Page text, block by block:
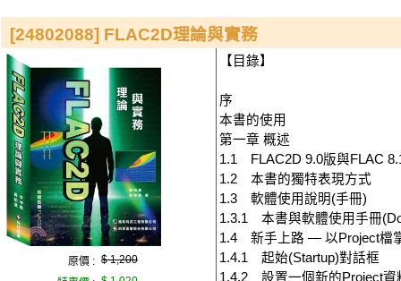
[24802088] FLAC2D理論與實務
原價 : $ 1,200
【目錄】
序
本書的使用
第一章 概述
1.1 FLAC2D 9.0版與FLAC
1.2 本書的獨特表現方式
1.3 軟體使用說明(手冊)
1.3.1 本書與軟體使用手冊
1.4 新手上路 — 以Project檔
1.4.1 起始(Startup)對話框
1.4.2 設置一個新的Project資